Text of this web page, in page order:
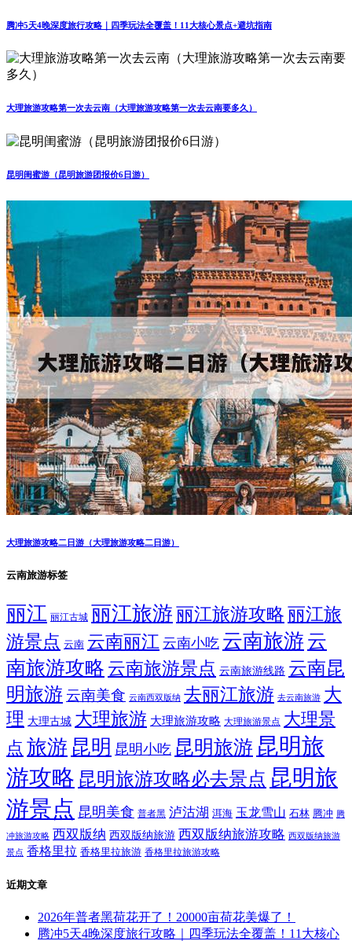
腾冲5天4晚深度旅行攻略｜四季玩法全覆盖！11大核心景点+避坑指南
大理旅游攻略第一次去云南（大理旅游攻略第一次去云南要多久）
昆明闺蜜游（昆明旅游团报价6日游）
大理旅游攻略二日游（大理旅游攻略二日游）
云南旅游标签
丽江 丽江古城 丽江旅游 丽江旅游攻略 丽江旅
游景点 云南 云南丽江 云南小吃 云南旅游 云
南旅游攻略 云南旅游景点 云南旅游线路 云南昆
明旅游 云南美食 云南西双版纳 去丽江旅游 去云南旅游 大
理 大理古城 大理旅游 大理旅游攻略 大理旅游景点 大理景
点 旅游 昆明 昆明小吃 昆明旅游 昆明旅
游攻略 昆明旅游攻略必去景点 昆明旅
游景点 昆明美食 普者黑 泸沽湖 洱海 玉龙雪山 石林 腾冲 腾
冲旅游攻略 西双版纳 西双版纳旅游 西双版纳旅游攻略 西双版纳旅游
景点 香格里拉 香格里拉旅游 香格里拉旅游攻略
近期文章
2026年普者黑荷花开了！20000亩荷花美爆了！
腾冲5天4晚深度旅行攻略｜四季玩法全覆盖！11大核心